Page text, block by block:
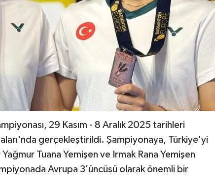
29 Kasım - 8 Aralık 2025 tarihleri
gerçekleştirildi. Şampiyonaya, Türkiye'yi
Tuana Yemişen ve Irmak Rana Yemişen
Avrupa 3'üncüsü olarak önemli bir